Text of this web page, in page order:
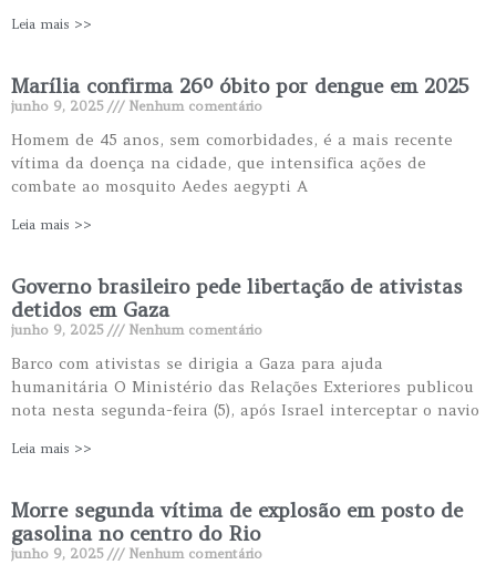
Leia mais >>
Marília confirma 26º óbito por dengue em 2025
junho 9, 2025 Nenhum comentário
Homem de 45 anos, sem comorbidades, é a mais recente
vítima da doença na cidade, que intensifica ações de
combate ao mosquito Aedes aegypti A
Leia mais >>
Governo brasileiro pede libertação de ativistas
detidos em Gaza
junho 9, 2025 Nenhum comentário
Barco com ativistas se dirigia a Gaza para ajuda
humanitária O Ministério das Relações Exteriores publicou
nota nesta segunda-feira (5), após Israel interceptar o navio
Leia mais >>
Morre segunda vítima de explosão em posto de
gasolina no centro do Rio
junho 9, 2025 Nenhum comentário